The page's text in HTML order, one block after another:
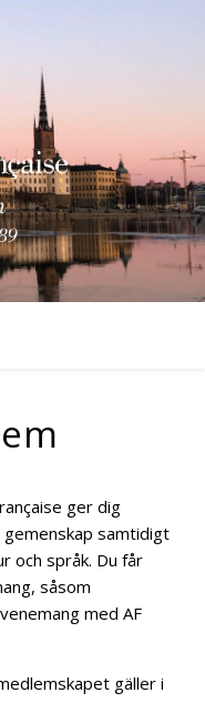
ger dig
samtidigt
och språk. Du får
såsom
med AF
gäller i